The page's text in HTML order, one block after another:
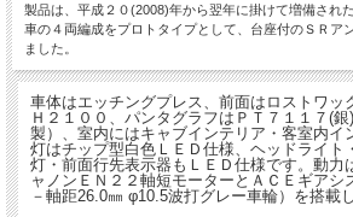
製品は、平成２０(2008)年から翌年に掛けて増備され
車の４両編成をプロトタイプとして、台座付のＳＲア
ました。
車体はエッチングプレス、前面はロストワッ
Ｈ２１００、パンタグラフはＰＴ７１１７(
製）、室内にはキャブインテリア・客室内イ
灯はチップ型白色ＬＥＤ仕様、ヘッドライト
灯・前面行先表示器もＬＥＤ仕様です。動力
ャノンＥＮ２２軸短モーターとＡＣＥギアシ
－軸距26.0㎜ φ10.5波打グレー車輪）を搭載